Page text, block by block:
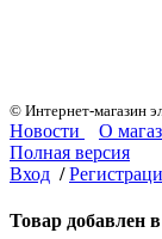
© Интернет-магазин
Новости
О
Полная версия
Вход /
Товар добавлен